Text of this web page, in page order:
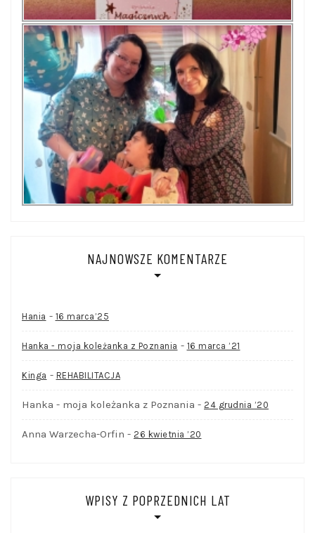
NAJNOWSZE KOMENTARZE
Hania - 16 marca’25
Hanka - moja koleżanka z Poznania - 16 marca ’21
Kinga - REHABILITACJA
Hanka - moja koleżanka z Poznania - 24 grudnia ’20
Anna Warzecha-Orfin - 26 kwietnia ’20
WPISY Z POPRZEDNICH LAT